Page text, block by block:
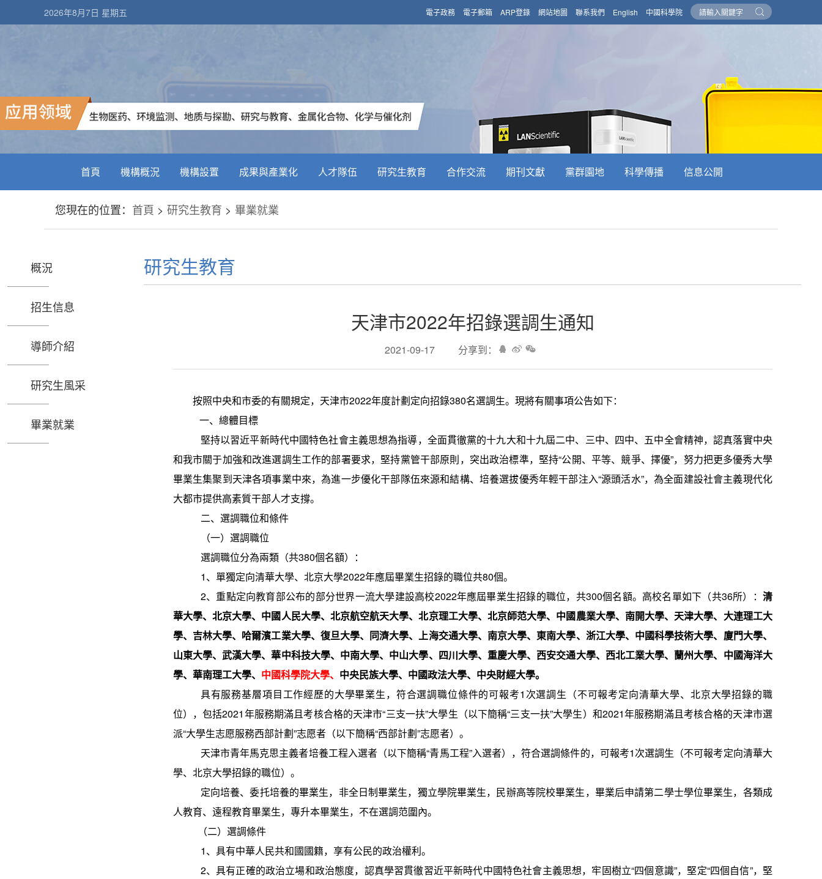
2026年8月7日 星期五 電子政務 電子郵箱 ARP登錄 網站地圖 聯系我們 English 中國科學院
首頁 機構概況 機構設置 成果與產業化 人才隊伍 研究生教育 合作交流 期刊文獻 黨群園地 科學傳播 信息公開
您現在的位置： 首頁 > 研究生教育 > 畢業就業
概況
招生信息
導師介紹
研究生風采
畢業就業
研究生教育
天津市2022年招錄選調生通知
2021-09-17 分享到：
按照中央和市委的有關規定，天津市2022年度計劃定向招錄380名選調生。現將有關事項公告如下：
一、總體目標
堅持以習近平新時代中國特色社會主義思想為指導，全面貫徹黨的十九大和十九屆二中、三中、四中、五中全會精神，認真落實中央
和我市關于加強和改進選調生工作的部署要求，堅持黨管干部原則，突出政治標準，堅持“公開、平等、競爭、擇優”，努力把更多優秀大學
畢業生集聚到天津各項事業中來，為進一步優化干部隊伍來源和結構、培養選拔優秀年輕干部注入“源頭活水”，為全面建設社會主義現代化
大都市提供高素質干部人才支撐。
二、選調職位和條件
（一）選調職位
選調職位分為兩類（共380個名額）：
1、單獨定向清華大學、北京大學2022年應屆畢業生招錄的職位共80個。
2、重點定向教育部公布的部分世界一流大學建設高校2022年應屆畢業生招錄的職位，共300個名額。高校名單如下（共36所）： 清
華大學、北京大學、中國人民大學、北京航空航天大學、北京理工大學、北京師范大學、中國農業大學、南開大學、天津大學、大連理工大
學、吉林大學、哈爾濱工業大學、復旦大學、同濟大學、上海交通大學、南京大學、東南大學、浙江大學、中國科學技術大學、廈門大學、
山東大學、武漢大學、華中科技大學、中南大學、中山大學、四川大學、重慶大學、西安交通大學、西北工業大學、蘭州大學、中國海洋大
學、華南理工大學、 中國科學院大學、 中央民族大學、中國政法大學、中央財經大學。
具有服務基層項目工作經歷的大學畢業生，符合選調職位條件的可報考1 次選調生（不可報考定向清華大學、北京大學招錄的職
位），包括2021年服務期滿且考核合格的天津市“三支一扶”大學生（以下簡稱“三支一扶”大學生）和2021年服務期滿且考核合格的天津市選
派“大學生志愿服務西部計劃”志愿者（以下簡稱“西部計劃”志愿者）。
天津市青年馬克思主義者培養工程入選者（以下簡稱“青馬工程”入選者），符合選調條件的，可報考1次選調生（不可報考定向清華大
學、北京大學招錄的職位）。
定向培養、委托培養的畢業生，非全日制畢業生，獨立學院畢業生，民辦高等院校畢業生，畢業后申請第二學士學位畢業生，各類成
人教育、遠程教育畢業生，專升本畢業生，不在選調范圍內。
（二）選調條件
1、具有中華人民共和國國籍，享有公民的政治權利。
2、具有正確的政治立場和政治態度，認真學習貫徹習近平新時代中國特色社會主義思想，牢固樹立“四個意識”，堅定“四個自信”，堅